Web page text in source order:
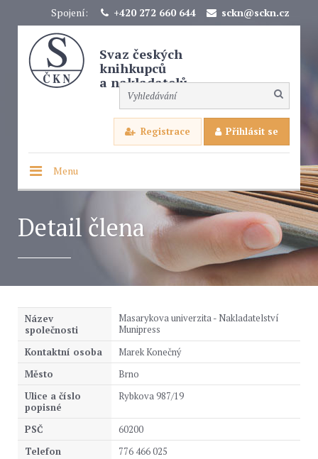
Spojení: +420 272 660 644 sckn@sckn.cz
Svaz českých
knihkupců
a nakladatelů
Registrace Přihlásit se
Menu
Detail člena
Název
společnosti
Masarykova univerzita - Nakladatelství
Munipress
Kontaktní osoba
Marek Konečný
Město
Brno
Ulice a číslo
popisné
Rybkova 987/19
PSČ
60200
Telefon
776 466 025